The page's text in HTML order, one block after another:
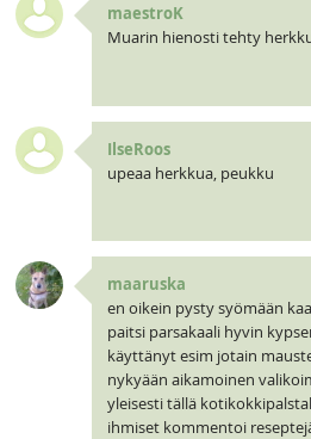
maestroK
Muarin hienosti tehty
IlseRoos
upeaa herkkua, peukku
maaruska
en oikein pysty syömään
paitsi parsakaali hyvin
käyttänyt esim jotain
nykyään aikamoinen
yleisesti tällä
ihmiset kommentoi